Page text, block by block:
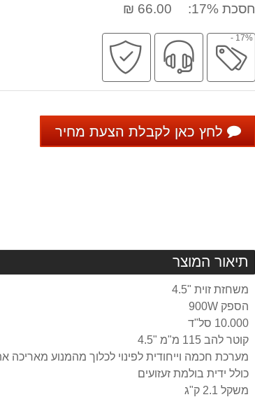
חסכת 17%: 66.00 ₪
17% - מבצע
שירות
מקצועי
לחץ כאן לקבלת הצעת מחיר
תיאור המוצר
משחזת זוית "4.5
הספק 900W
10.000 סל"ד
קוטר להב 115 מ"מ "4.5
מערכת חכמה וייחודית לפינוי לכלוך מהמנוע מאריכה
כולל ידית בולמת זעזועים
משקל 2.1 ק"ג